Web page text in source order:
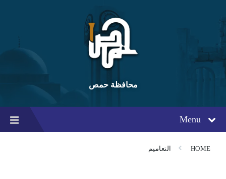
content
main
navigation
footer
محافظة حمص
Menu
HOME التعاميم